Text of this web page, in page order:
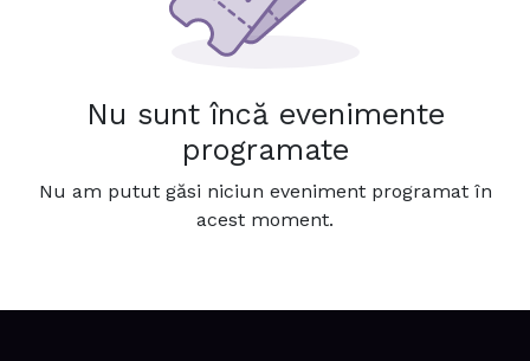
Nu sunt încă evenimente
programate
Nu am putut găsi niciun eveniment programat în
acest moment.